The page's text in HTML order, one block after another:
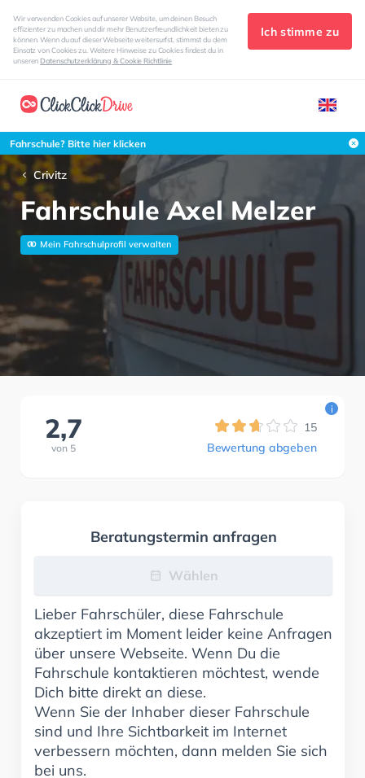
Wir verwenden Cookies auf unserer Website, um deinen Besuch
effizienter zu machen und dir mehr Benutzerfreundlichkeit bieten zu
können. Wenn du auf dieser Webseite weitersurfst, stimmst du dem
Einsatz von Cookies zu. Weitere Hinweise zu Cookies findest du in
unserenDatenschutzerklärung & Cookie Richtlinie
Ich stimme zu
Fahrschule? Bitte hier klicken
Crivitz
Fahrschule Axel Melzer
Mein Fahrschulprofil verwalten
2,7
von 5
15
Bewertung abgeben
i
Beratungstermin anfragen
Wählen
Lieber Fahrschüler, diese Fahrschule
akzeptiert im Moment leider keine Anfragen
über unsere Webseite. Wenn Du die
Fahrschule kontaktieren möchtest, wende
Dich bitte direkt an diese.
Wenn Sie der Inhaber dieser Fahrschule
sind und Ihre Sichtbarkeit im Internet
verbessern möchten, dann melden Sie sich
bei uns.